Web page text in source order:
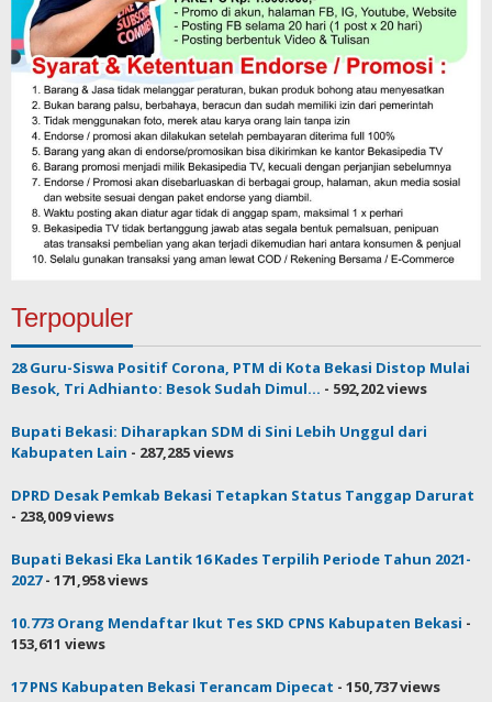
Terpopuler
28 Guru-Siswa Positif Corona, PTM di Kota Bekasi Distop Mulai
Besok, Tri Adhianto: Besok Sudah Dimul... - 592,202 views
Bupati Bekasi: Diharapkan SDM di Sini Lebih Unggul dari
Kabupaten Lain - 287,285 views
DPRD Desak Pemkab Bekasi Tetapkan Status Tanggap Darurat
- 238,009 views
Bupati Bekasi Eka Lantik 16 Kades Terpilih Periode Tahun 2021-
2027- 171,958 views
10.773 Orang Mendaftar Ikut Tes SKD CPNS Kabupaten Bekasi -
153,611 views
17 PNS Kabupaten Bekasi Terancam Dipecat - 150,737 views